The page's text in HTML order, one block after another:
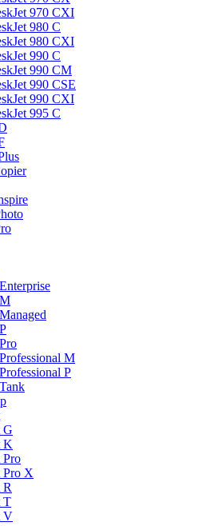
970 CXI
980 C
980 CXI
990 C
990 CM
990 CSE
990 CXI
995 C
M
P
G
K
Pro
Pro X
R
T
V